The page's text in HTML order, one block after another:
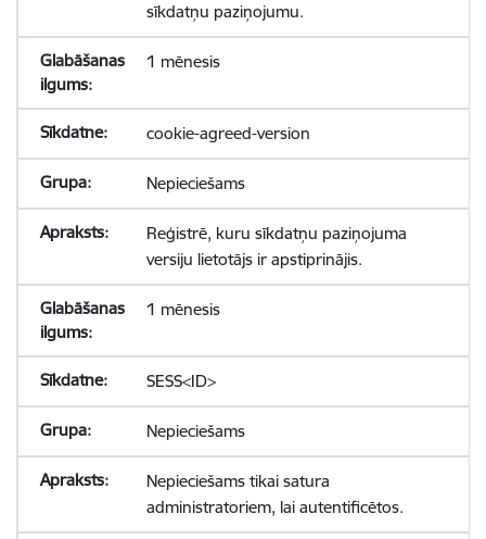
sīkdatņu paziņojumu.
1 mēnesis
cookie-agreed-version
Nepieciešams
Reģistrē, kuru sīkdatņu paziņojuma
versiju lietotājs ir apstiprinājis.
1 mēnesis
SESS<ID>
Nepieciešams
Nepieciešams tikai satura
administratoriem, lai autentificētos.